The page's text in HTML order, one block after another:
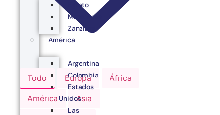
Todo Europa África
América Asia
Egipto
Marruecos
Zanzibar
América
Argentina
Colombia
Estados
Unidos
Las